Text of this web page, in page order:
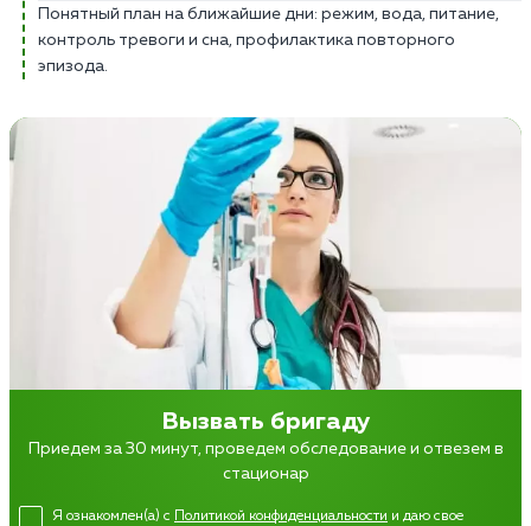
Понятный план на ближайшие дни: режим, вода, питание,
контроль тревоги и сна, профилактика повторного
эпизода.
Вызвать бригаду
Приедем за 30 минут, проведем обследование и отвезем в
стационар
Я ознакомлен(а) с Политикой конфиденциальности и даю свое